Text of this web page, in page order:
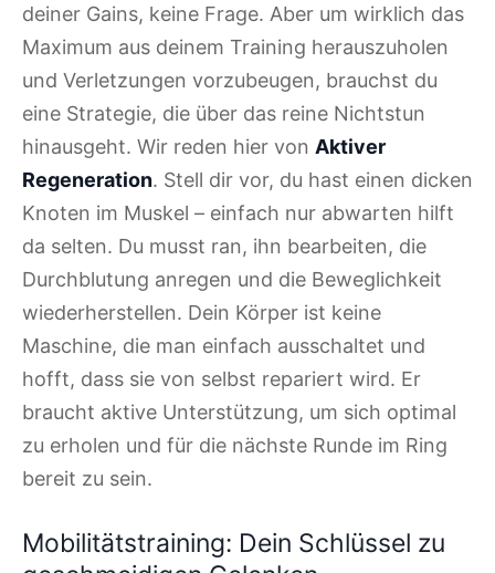
deiner Gains, keine Frage. Aber um wirklich das
Maximum aus deinem Training herauszuholen
und Verletzungen vorzubeugen, brauchst du
eine Strategie, die über das reine Nichtstun
hinausgeht. Wir reden hier von Aktiver
Regeneration. Stell dir vor, du hast einen dicken
Knoten im Muskel – einfach nur abwarten hilft
da selten. Du musst ran, ihn bearbeiten, die
Durchblutung anregen und die Beweglichkeit
wiederherstellen. Dein Körper ist keine
Maschine, die man einfach ausschaltet und
hofft, dass sie von selbst repariert wird. Er
braucht aktive Unterstützung, um sich optimal
zu erholen und für die nächste Runde im Ring
bereit zu sein.
Mobilitätstraining: Dein Schlüssel zu